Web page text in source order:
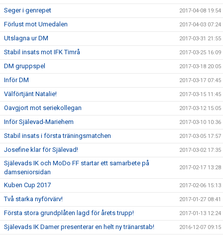
Seger i genrepet 2017-04-08 19:54
Förlust mot Umedalen 2017-04-03 07:24
Utslagna ur DM 2017-03-31 21:55
Stabil insats mot IFK Timrå 2017-03-25 16:09
DM gruppspel 2017-03-18 20:05
Inför DM 2017-03-17 07:45
Välförtjänt Natalie! 2017-03-15 11:45
Oavgjort mot seriekollegan 2017-03-12 15:05
Inför Själevad-Mariehem 2017-03-10 10:36
Stabil insats i första träningsmatchen 2017-03-05 17:57
Josefine klar för Själevad! 2017-03-02 17:35
Själevads IK och MoDo FF startar ett samarbete på
damseniorsidan
2017-02-17 13:28
Kuben Cup 2017 2017-02-06 15:13
Två starka nyförvärv! 2017-01-27 08:41
Första stora grundplåten lagd för årets trupp! 2017-01-13 12:24
Själevads IK Damer presenterar en helt ny tränarstab! 2016-12-07 09:15